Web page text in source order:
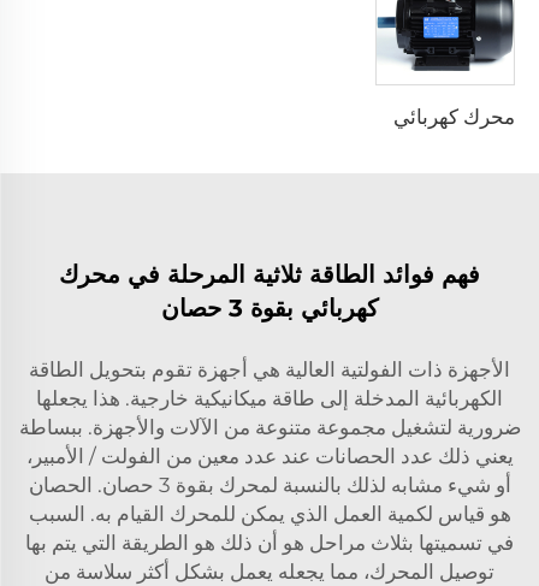
فهم فوائد الطاقة ثلاثية المرحلة في محرك
كهربائي بقوة 3 حصان
الأجهزة ذات الفولتية العالية هي أجهزة تقوم بتحويل الطاقة
الكهربائية المدخلة إلى طاقة ميكانيكية خارجية. هذا يجعلها
ضرورية لتشغيل مجموعة متنوعة من الآلات والأجهزة. ببساطة
يعني ذلك عدد الحصانات عند عدد معين من الفولت / الأمبير،
أو شيء مشابه لذلك بالنسبة لمحرك بقوة 3 حصان. الحصان
هو قياس لكمية العمل الذي يمكن للمحرك القيام به. السبب
في تسميتها بثلاث مراحل هو أن ذلك هو الطريقة التي يتم بها
توصيل المحرك، مما يجعله يعمل بشكل أكثر سلاسة من